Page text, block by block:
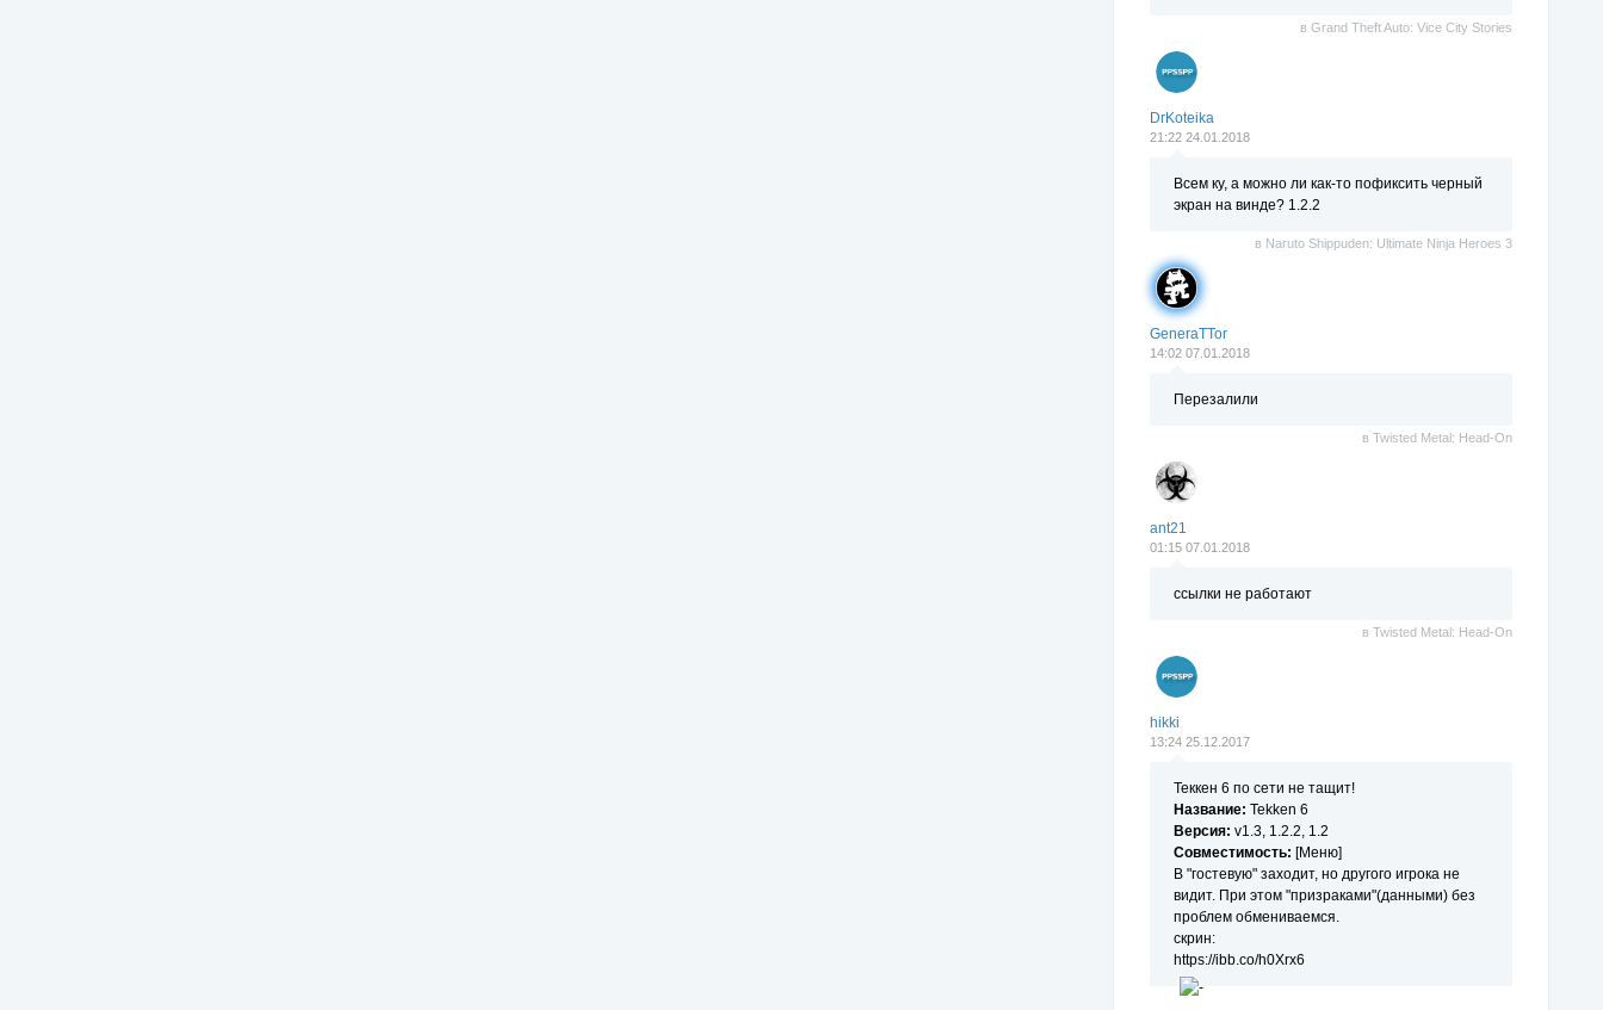
вGrand Theft Auto: Vice City Stories
DrKoteika
21:22 24.01.2018
Всем ку, а можно ли как-то пофиксить черный
экран на винде? 1.2.2
в Naruto Shippuden: Ultimate Ninja Heroes 3
GeneraTTor
14:02 07.01.2018
Перезалили
вTwisted Metal: Head-On
ant21
01:15 07.01.2018
ссылки не работают
вTwisted Metal: Head-On
hikki
13:24 25.12.2017
Теккен 6 по сети не тащит!
Название: Tekken 6
Версия: v1.3, 1.2.2, 1.2
Совместимость: [Меню]
В "гостевую" заходит, но другого игрока не
видит. При этом "призраками"(данными) без
проблем обмениваемся.
скрин:
https://ibb.co/h0Xrx6